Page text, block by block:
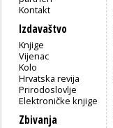
Kontakt
Izdavaštvo
Knjige
Vijenac
Kolo
Hrvatska revija
Prirodoslovlje
Elektroničke knjige
Zbivanja